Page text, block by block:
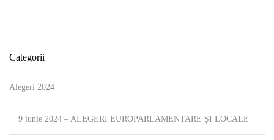
Categorii
Alegeri 2024
9 iunie 2024 – ALEGERI EUROPARLAMENTARE ȘI LOCALE